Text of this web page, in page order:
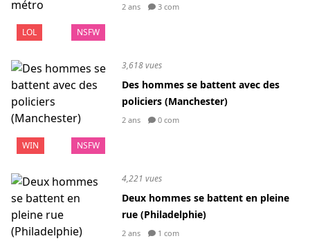
LOL NSFW
2 ans 3 com
WIN NSFW
3,618 vues
Des hommes se battent avec des
policiers (Manchester)
2 ans 0 com
4,221 vues
Deux hommes se battent en pleine
rue (Philadelphie)
2 ans 1 com